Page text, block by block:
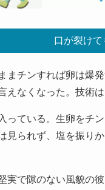
口が裂け
チンすれば卵は爆
えなくなった。技術は
ている。生卵をチ
見られず、塩を振り
で隙のない風貌の